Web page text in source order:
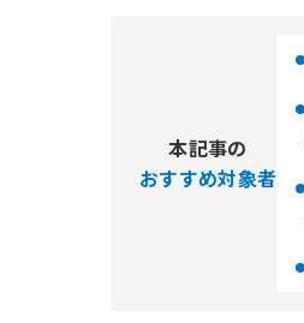
本記事の
おすすめ対象者